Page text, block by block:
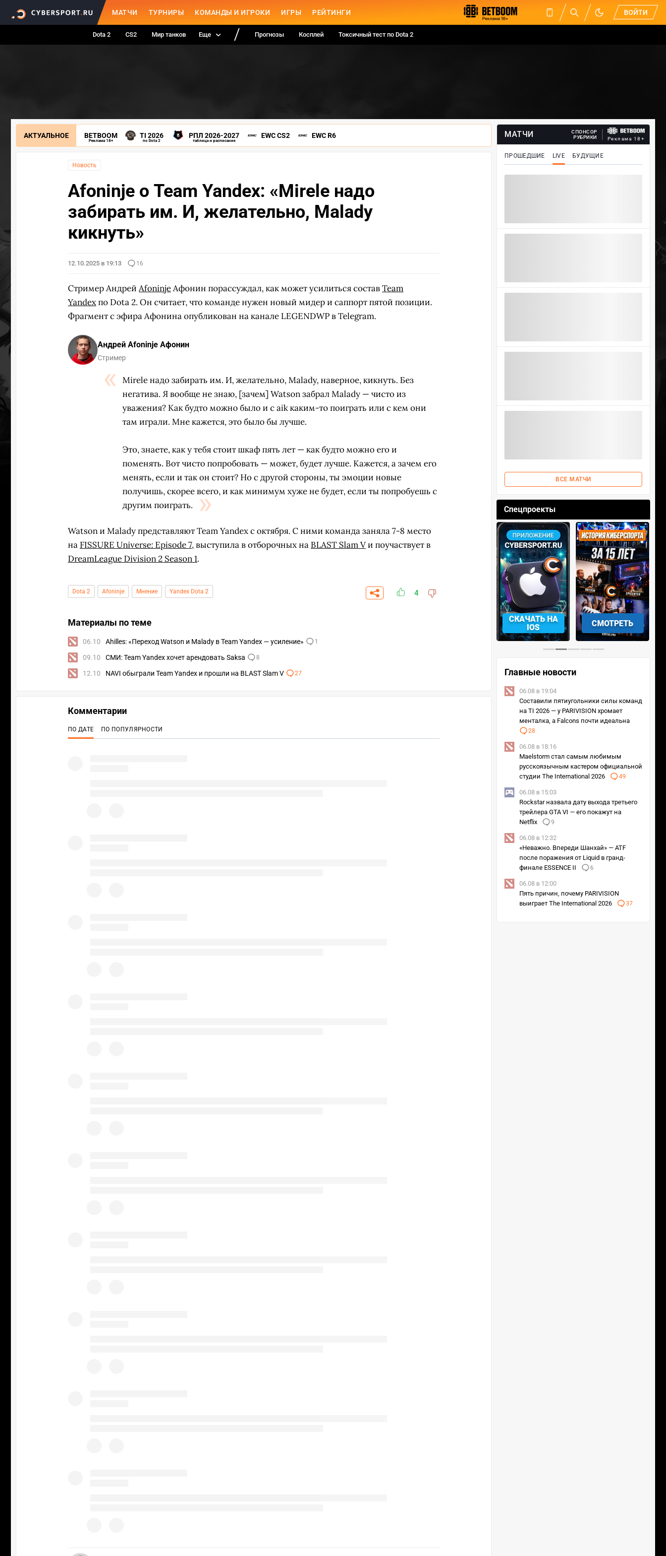
МАТЧИ ТУРНИРЫ КОМАНДЫ И ИГРОКИ ИГРЫ РЕЙТИНГИ ВОЙТИ
Dota 2 CS2 Мир танков Еще Прогнозы Косплей Токсичный тест по Dota 2
АКТУАЛЬНОЕ BETBOOM
Реклама 18+
TI 2026
по Dota 2
РПЛ 2026-2027
таблица и расписание
EWC CS2 EWC R6
Новость
Afoninje о Team Yandex: «Mirele надо
забирать им. И, желательно, Malady
кикнуть»
12.10.2025 в 19:13 16
Стример Андрей AfoninjeАфонин порассуждал, как может усилиться составTeam
Yandexпо Dota 2. Он считает, что команде нужен новый мидер и саппорт пятой позиции.
Фрагмент с эфира Афонина опубликован на канале LEGENDWP в Telegram.
Андрей Afoninje Афонин
Стример
Mirele надо забирать им. И, желательно, Malady, наверное, кикнуть. Без
негатива. Я вообще не знаю, [зачем] Watson забрал Malady — чисто из
уважения? Как будто можно было и с aik каким-то поиграть или с кем они
там играли. Мне кажется, это было бы лучше.
Это, знаете, как у тебя стоит шкаф пять лет — как будто можно его и
поменять. Вот чисто попробовать — может, будет лучше. Кажется, а зачем его
менять, если и так он стоит? Но с другой стороны, ты эмоции новые
получишь, скорее всего, и как минимум хуже не будет, если ты попробуешь с
другим поиграть.
Watson и Malady представляют Team Yandex с октября. С ними команда заняла 7-8 место
на FISSURE Universe: Episode 7, выступила в отборочных на BLAST Slam Vи поучаствует в
DreamLeague Division 2 Season 1.
Dota 2 Afoninje Мнение Yandex Dota 2 4
Материалы по теме
06.10 Ahilles: «Переход Watson и Malady в Team Yandex — усиление» 1
09.10 СМИ: Team Yandex хочет арендовать Saksa 8
12.10 NAVI обыграли Team Yandex и прошли на BLAST Slam V 27
МАТЧИ
СПОНСОР
РУБРИКИ
Реклама 18+
ПРОШЕДШИЕ LIVE БУДУЩИЕ
ВСЕ МАТЧИ
Спецпроекты
СМОТРЕТЬ УЧАСТВОВАТЬ
‹ ›
Главные новости
06.08 в 19:04
Составили пятиугольники силы команд
на TI 2026 — у PARIVISION хромает
менталка, а Falcons почти идеальна
28
06.08 в 18:16
Maelstorm стал самым любимым
русскоязычным кастером официальной
студии The International 2026
49
06.08 в 15:03
Rockstar назвала дату выхода третьего
трейлера GTA VI — его покажут на
Netflix
9
06.08 в 12:32
«Неважно. Впереди Шанхай» — ATF
после поражения от Liquid в гранд-
финале ESSENCE II
6
06.08 в 12:00
Пять причин, почему PARIVISION
выиграет The International 2026
37
Комментарии
ПО ДАТЕ ПО ПОПУЛЯРНОСТИ